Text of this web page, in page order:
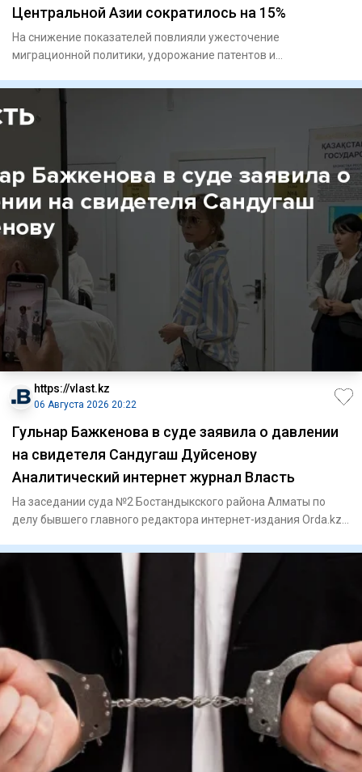
Центральной Азии сократилось на 15%
На снижение показателей повлияли ужесточение
миграционной политики, удорожание патентов и
https://vlast.kz
06 Августа 2026 20:22
Гульнар Бажкенова в суде заявила о давлении
на свидетеля Сандугаш Дуйсенову
Аналитический интернет журнал Власть
На заседании суда №2 Бостандыкского района Алматы по
делу бывшего главного редактора интернет-издания Orda.kz